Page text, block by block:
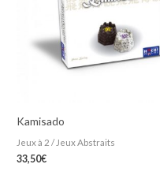
Kamisado
Jeux à 2 / Jeux Abstraits
33,50€